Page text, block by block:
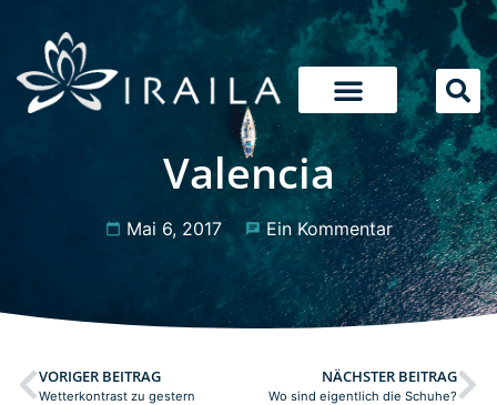
Valencia
Mai 6, 2017 Ein Kommentar
VORIGER BEITRAG
Wetterkontrast zu gestern
NÄCHSTER BEITRAG
Wo sind eigentlich die Schuhe?